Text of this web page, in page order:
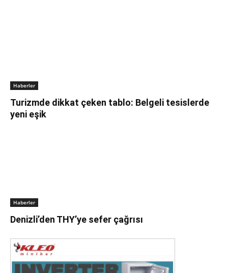
Haberler
Turizmde dikkat çeken tablo: Belgeli tesislerde
yeni eşik
Haberler
Denizli’den THY’ye sefer çağrısı